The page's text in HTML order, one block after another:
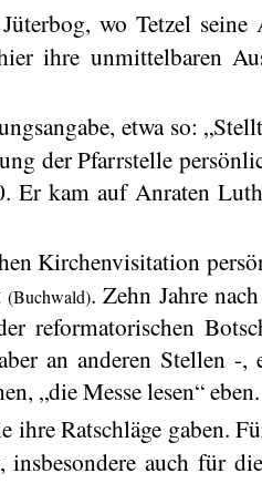
Jüterbog, woTetzel seine
ihre unmittelbaren
etwa so:
der Pfarrstelle
Er kam auf Anraten
Kirchenvisitation
(Buchwald). Zehn Jahre
reformatorischen
an anderen Stellen -,
„die Messe lesen“ eben.
Ratschläge gaben.
auch für